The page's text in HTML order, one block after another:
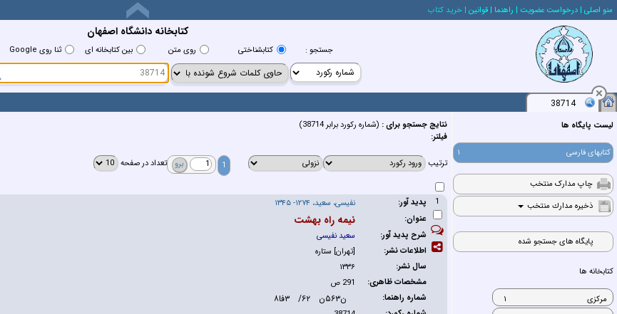
منو اصلي | درخواست عضويت | راهنما | قوانين | خريد كتاب
کتابخانه دانشگاه اصفهان
جستجو : كتابشناختي روي متن بين كتابخانه اي ثنا روی Google
38714